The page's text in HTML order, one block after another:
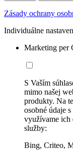
Zásady ochrany
Individuálne
Marketing per
S Vaším
mimo našej
produkty. Na
osobné údaje
využívame ich
služby:
Bing, Criteo,